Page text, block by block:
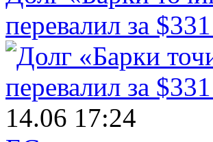
перевалил за
14.06 17:24